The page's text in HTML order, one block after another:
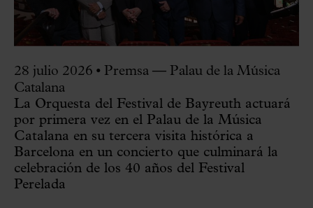
28 julio 2026 • Premsa — Palau de la Música
Catalana
La Orquesta del Festival de Bayreuth actuará
por primera vez en el Palau de la Música
Catalana en su tercera visita histórica a
Barcelona en un concierto que culminará la
celebración de los 40 años del Festival
Perelada